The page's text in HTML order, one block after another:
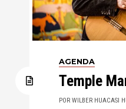
AGENDA
Temple
POR WILBER HUACASI